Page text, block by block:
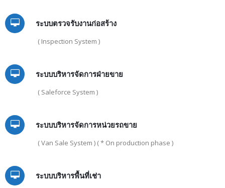
ระบบตรวจรับงานก่อสร้าง
( Inspection System )
ระบบบริหารจัดการฝ่ายขาย
( Saleforce System )
ระบบบริหารจัดการหน่วยรถขาย
( Van Sale System ) ( * On production phase )
ระบบบริหารพื้นที่เช่า